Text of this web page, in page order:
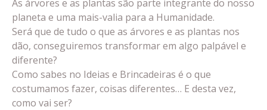
As árvores e as plantas são parte integrante do nosso
planeta e uma mais-valia para a Humanidade.
Será que de tudo o que as árvores e as plantas nos
dão, conseguiremos transformar em algo palpável e
diferente?
Como sabes no Ideias e Brincadeiras é o que
costumamos fazer, coisas diferentes… E desta vez,
como vai ser?